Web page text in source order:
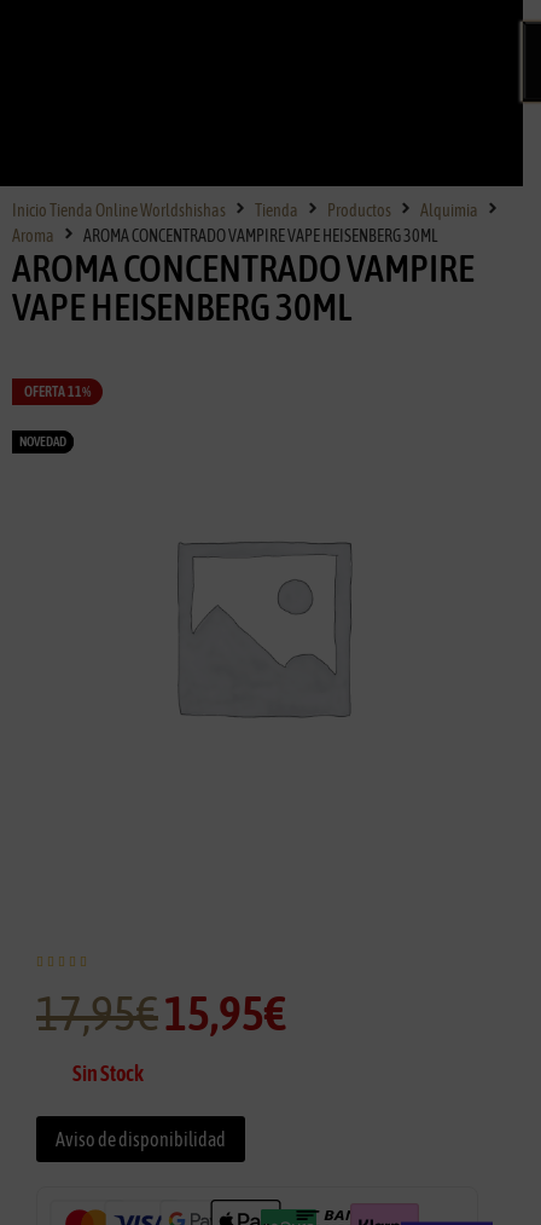
Inicio Tienda Online Worldshishas Tienda Productos
Alquimia
Aroma
AROMA CONCENTRADO VAMPIRE VAPE HEISENBERG 30ML
AROMA CONCENTRADO VAMPIRE
VAPE HEISENBERG 30ML
NOVEDAD
NOVEDAD
OFERTA 11%
    
17,95€15,95€
Sin Stock
Aviso de disponibilidad